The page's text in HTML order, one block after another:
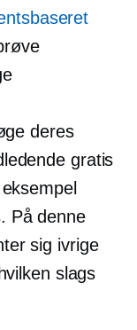
deres
gratis
På denne
sig ivrige
slags